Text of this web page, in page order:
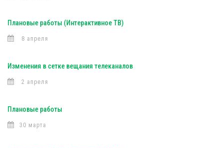
Плановые работы (Интерактивное ТВ)
8 апреля
Изменения в сетке вещания телеканалов
2 апреля
Плановые работы
30 марта